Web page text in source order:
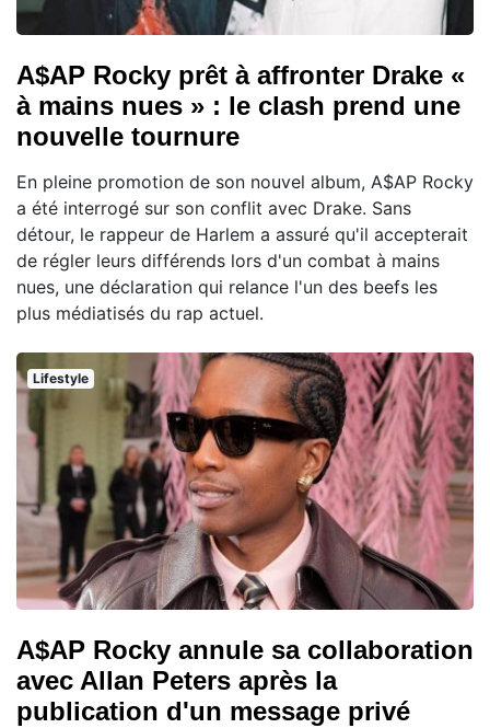
A$AP Rocky prêt à affronter Drake «
à mains nues » : le clash prend une
nouvelle tournure
En pleine promotion de son nouvel album, A$AP Rocky
a été interrogé sur son conflit avec Drake. Sans
détour, le rappeur de Harlem a assuré qu'il accepterait
de régler leurs différends lors d'un combat à mains
nues, une déclaration qui relance l'un des beefs les
plus médiatisés du rap actuel.
Lifestyle
A$AP Rocky annule sa collaboration
avec Allan Peters après la
publication d'un message privé